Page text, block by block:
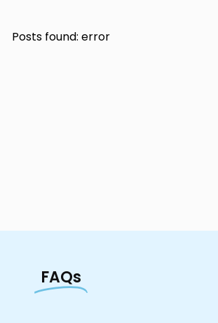
Posts found: error
FAQs